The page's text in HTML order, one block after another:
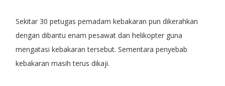
Sekitar 30 petugas pemadam kebakaran pun dikerahkan
dengan dibantu enam pesawat dan helikopter guna
mengatasi kebakaran tersebut. Sementara penyebab
kebakaran masih terus dikaji.